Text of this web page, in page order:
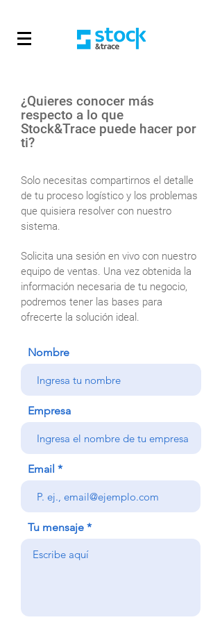
¿Quieres conocer más
respecto a lo que
Stock&Trace puede hacer por
ti?
Solo necesitas compartirnos el detalle
de tu proceso logístico y los problemas
que quisiera resolver con nuestro
sistema.
Solicita una sesión en vivo con nuestro
equipo de ventas. Una vez obtenida la
información necesaria de tu negocio,
podremos tener las bases para
ofrecerte la solución ideal.
Nombre
Empresa
Email
Tu mensaje